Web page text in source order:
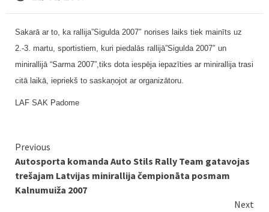
Sakarā ar to, ka rallija”Sigulda 2007″ norises laiks tiek mainīts uz
2.-3. martu, sportistiem, kuri piedalās rallijā”Sigulda 2007″ un
minirallijā “Sarma 2007”,tiks dota iespēja iepazīties ar minirallija trasi
citā laikā, iepriekš to saskaņojot ar organizātoru.
LAF SAK Padome
Continue
Reading
Previous
Autosporta komanda Auto Stils Rally Team gatavojas
trešajam Latvijas minirallija čempionāta posmam
Kalnumuiža 2007
Next